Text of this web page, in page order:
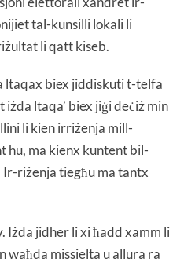
tal-kunsilli lokali li
li qatt kiseb.
ltaqax biex jiddiskuti t-telfa
ltaqa’ biex jiġi deċiż min
li kien irriżenja mill-
hu, ma kienx kuntent bil-
riżenja tiegħu ma tantx
jidher li xi ħadd xamm li
waħda missielta u allura ra